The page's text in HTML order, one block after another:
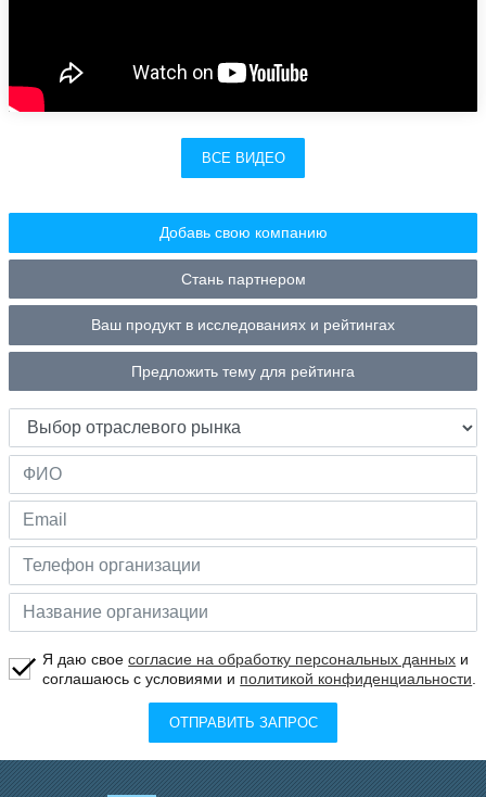
ВСЕ ВИДЕО
Добавь свою компанию
Стань партнером
Ваш продукт в исследованиях и рейтингах
Предложить тему для рейтинга
Я даю своесогласие на обработку персональных данных и
соглашаюсь с условиями и политикой конфиденциальности
ОТПРАВИТЬ ЗАПРОС